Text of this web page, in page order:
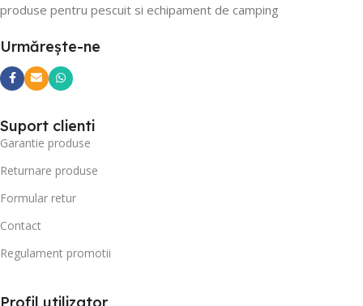
produse pentru pescuit si echipament de camping
Urmărește-ne
Suport clienti
Garantie produse
Returnare produse
Formular retur
Contact
Regulament promotii
Profil utilizator